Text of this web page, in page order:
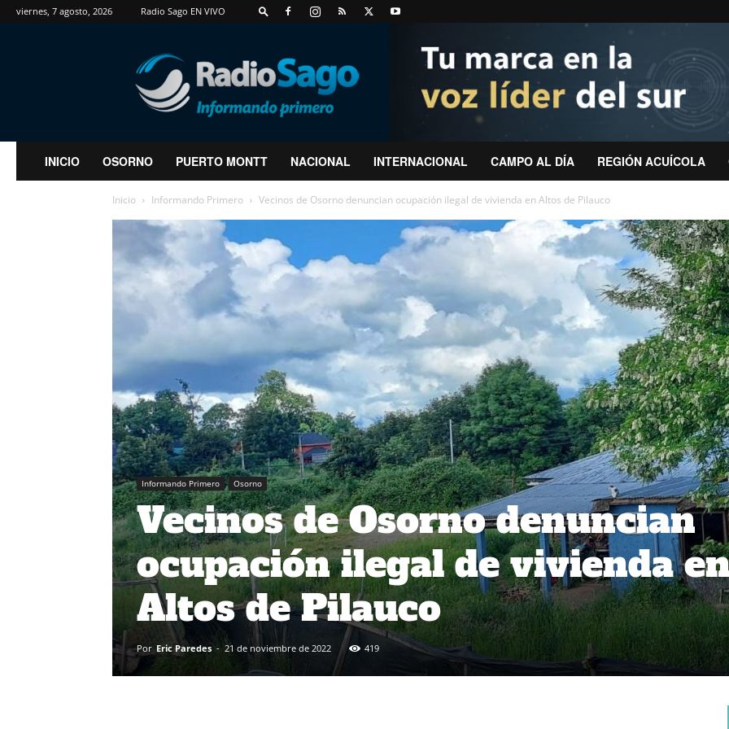
viernes, 7 agosto, 2026 Radio Sago EN VIVO
RadioSago
INICIO OSORNO PUERTO MONTT NACIONAL INTERNACIONAL CAMPO AL DÍA REGIÓN ACUÍCOLA
Inicio Informando Primero Vecinos de Osorno denuncian ocupación ilegal de vivienda en Altos de Pilauco
Informando Primero Osorno
Vecinos de Osorno denuncian
ocupación ilegal de vivienda
Altos de Pilauco
Por Eric Paredes - 21 de noviembre de 2022 419